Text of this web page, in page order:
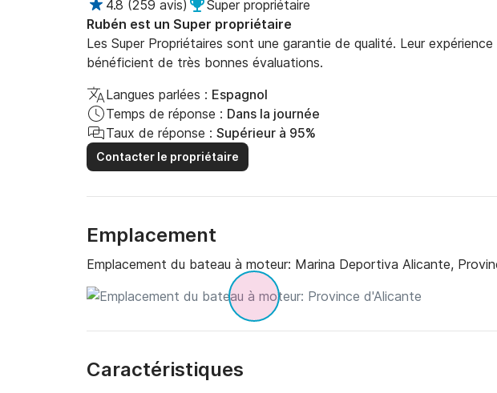
4.8 (259 avis)
Super propriétaire
Rubén est un Super propriétaire
Les Super Propriétaires sont une garantie de qualité. Leur
bénéficient de très bonnes évaluations.
Langues parlées : Espagnol
Temps de réponse : Dans la journée
Taux de réponse : Supérieur à 95%
Contacter le propriétaire
Emplacement
Emplacement du bateau à moteur: Marina Deportiva Alicante,
Caractéristiques